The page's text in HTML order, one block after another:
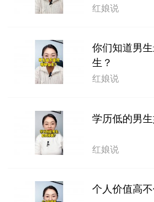
红娘说
你们知道男
生？
红娘说
学历低的男
红娘说
个人价值高